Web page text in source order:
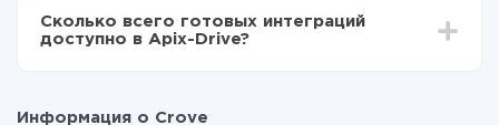
функционал. Вы оплачиваете только количество
данных, которые по факту передаются из одной
Сколько всего готовых интеграций
доступно в Apix-Drive?
Информация о Crove